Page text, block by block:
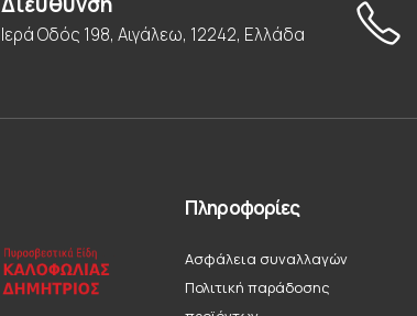
Ιερά Οδός 198, Αιγάλεω, 12242, Ελλάδα
Πληροφορίες
Ασφάλεια συναλλαγών
Πολιτική παράδοσης